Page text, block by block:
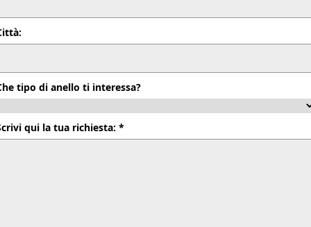
tipo di anello ti interessa?
qui la tua richiesta: *